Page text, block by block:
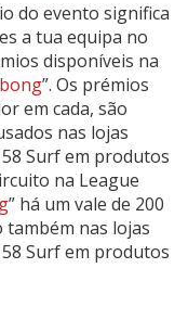
do evento significa
a tua equipa no
disponíveis na
”. Os prémios
em cada, são
nas lojas
Surf em produtos
na League
” há um vale de 200
nas lojas
Surf em produtos